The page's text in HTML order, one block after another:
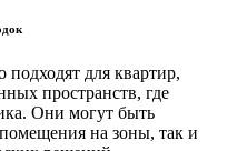
для квартир,
пространств, где
Они могут быть
на зоны, так и